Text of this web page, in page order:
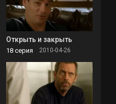
Открыть и закрыть
18 серия 2010-04-26